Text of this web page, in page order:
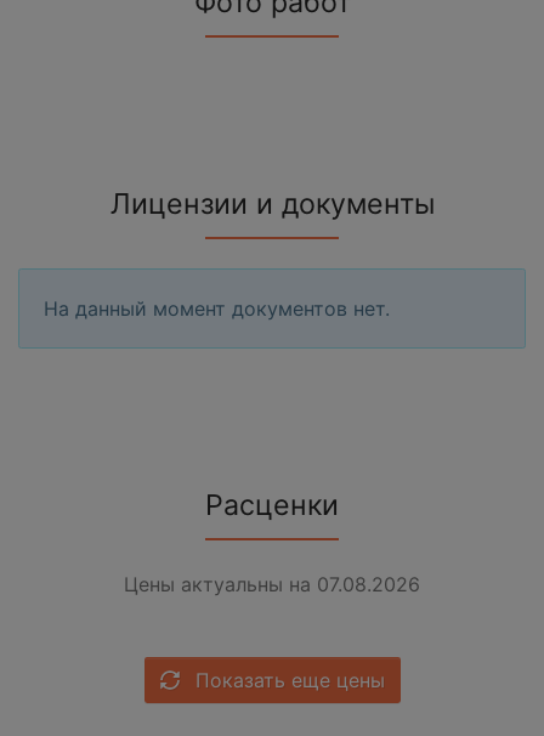
Лицензии и документы
На данный момент документов нет.
Расценки
Цены актуальны на 07.08.2026
Показать еще цены